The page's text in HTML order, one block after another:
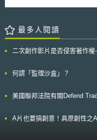
該案內容之修整具有重大意義
訊公司仍支配主要通訊市場，市
降；此外，各國間欠缺一致性規
單一市場，歐盟執委會提出建議
地點依較便宜價格選擇通訊業者
電腦病毒；（四）增加對網路基
化各國通訊管制機構的合作。
最多人閱讀
二次創作影片是否侵害著作
何謂「監理沙盒」？
美國聯邦法院有關Defend
A片也要搞創意！具原創性之